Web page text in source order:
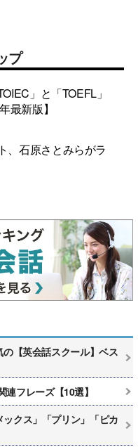
プ
」と「TOEFL」
最新版】
、石原さとみらがラ
【英会話スクール】ベス
フレーズ【10選】
クス」「プリン」「ピカ